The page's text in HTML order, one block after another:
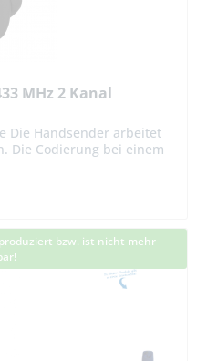
MHz 2 Kanal
Die Handsender arbeitet
Die Codierung bei einem
bzw. ist nicht mehr